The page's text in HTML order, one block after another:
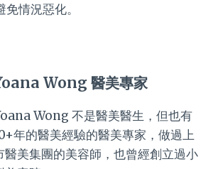
情況惡化。
Wong 醫美專家
Wong 不是醫美醫生，但也有
年的醫美經驗的醫美專家，做過上
醫美集團的美容師，也曾經創立過小